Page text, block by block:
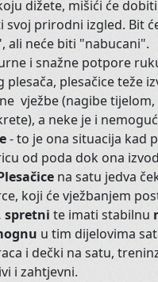
OPIP
Želimo biti dom
Sad, pored
nudimo
tribal
rekreaciju
pokretom,
Dramatuljke
vaše
dižete, mišići će
svoj prirodni izgled. Bit
ali neće biti "nabucani".
i snažne potpore
plesača, plesačiceteže
vježbe(nagibetijelom,
), a neke jei
- to jeona situacija kad
od poda dokona
e na satu jedva
koji ćevježbanjem
spretni te imati stabilnu
u tim dijelovima
i dečki na satu,
i zahtjevni.